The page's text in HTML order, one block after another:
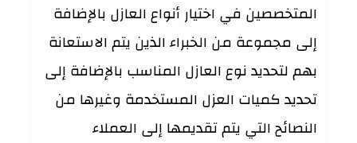
المتخصصين في اختيار أنواع العازل بالإضافة
إلى مجموعة من الخبراء الذين يتم الاستعانة
بهم لتحديد نوع العازل المناسب بالإضافة إلى
تحديد كميات العزل المستخدمة وغيرها من
النصائح التي يتم تقديمها إلى العملاء